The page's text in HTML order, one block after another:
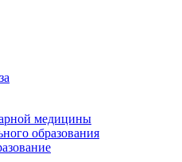
медицины
образования